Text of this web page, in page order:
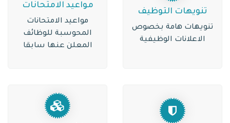
تنويهات التوظيف
تنويهات هامة بخصوص
الاعلانات الوظيفية
مواعيد الامتحانات
مواعيد الامتحانات
المحوسبة للوظائف
المعلن عنها سابقا